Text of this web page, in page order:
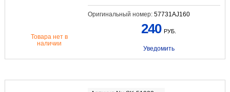
Оригинальный номер: 57731AJ160
Товара нет в
наличии
240 РУБ.
Уведомить